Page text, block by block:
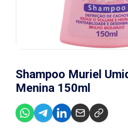
Shampoo Muriel
Menina 150ml